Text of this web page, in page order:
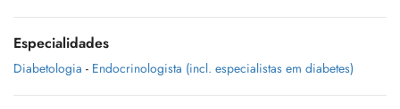
Especialidades
Diabetologia - Endocrinologista (incl. especialistas em diabetes)